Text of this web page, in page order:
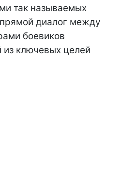
так называемых
диалог между
боевиков
из ключевых целей